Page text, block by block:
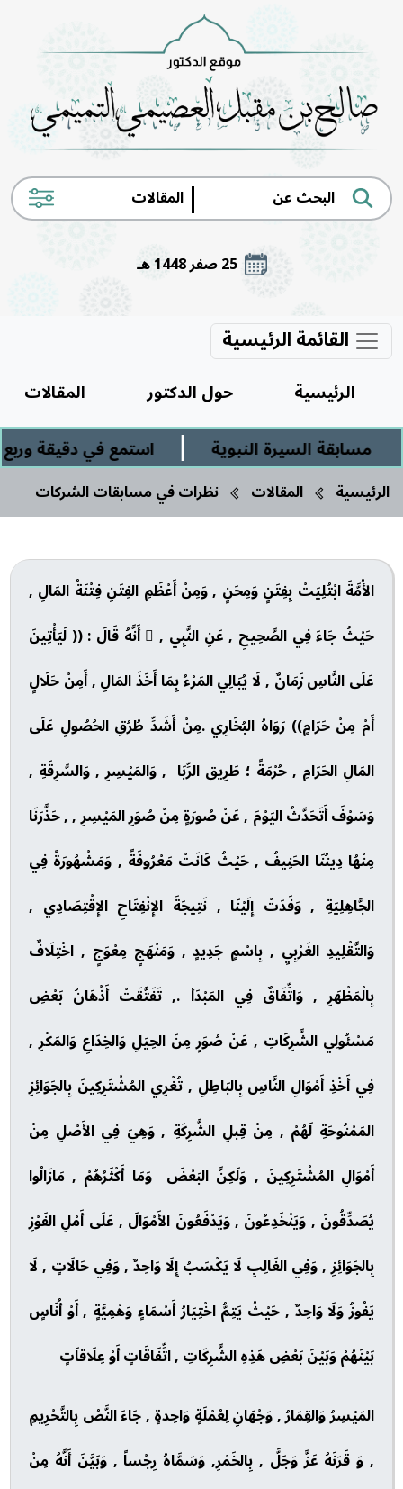
|
25 صفر 1448 هـ
القائمة الرئيسية
الرئيسية حول الدكتور
المقالات
مسابقة السيرة النبوية
| استمع في دقيقة وربع
الرئيسية المقالات نظرات في مسابقات الشركات
الأُمَّةَ ابْتُلِيَتْ بِفِتَنٍ وَمِحَنٍ , وَمِنْ أَعْظَمِ الفِتَنِ فِتْنَةُ المَالِ ,
حَيْثُ جَاءَ فِي الصَّحِيحِ , عَنِ النَّبِي ,  أَنَّهُ قَالَ : (( لَيَأْتِينَ
عَلَى النَّاسِ زَمَانٌ , لَا يُبَالِي المَرْءُ بِمَا أَخَذَ المَالِ , أَمِنْ حَلَالٍ
أَمْ مِنْ حَرَامٍ)) رَوَاهُ البُخَارِي .مِنْ أَشَدِّ طُرُقِ الحُصُولِ عَلَى
المَالِ الحَرَامِ , حُرْمَةً ؛ طَرِيق الرِّبَا , وَالمَيْسِرِ , وَالسَّرِقَةِ ,
وَسَوْفَ أَتَحَدَّثُ اليَوْمَ , عَنْ صُورَةٍ مِنْ صُوَرِ المَيْسِرِ , , حَذَّرَنَا
مِنْهُا دِينُنَا الحَنِيفُ , حَيْثُ كَانَتْ مَعْرُوفَةً , وَمَشْهُورَةً فِي
الجَّاهِلِيَةِ , وَفَدَتْ إِلَيْنَا , نَتِيجَةَ الإِنْفِتَاحِ الإِقْتِصَادِي ,
وَالتَّقْلِيدِ الغَرْبِيِ , بِاسْمٍ جَدِيدٍ , وَمَنْهَجٍ مِعْوَجٍ , اخْتِلَافٌ
بِالْمَظْهَرِ , وَاتِّفَاقٌ فِي المَبْدَأ ., تَفَتَّقَتْ أَذْهَانُ بَعْضِ
مَسْئُولِي الشَّرِكَاتِ , عَنْ صُوَرٍ مِنَ الحِيَلِ وَالخِدَاعِ وَالمَكْرِ ,
فِي أَخْذِ أَمْوَالِ النَّاسِ بِالبَاطِلِ , تُغْرِي المُشْتَرِكِينَ بِالجَوَائِزِ
المَمْنُوحَةِ لَهُمْ , مِنْ قِبلِ الشَّرِكَةِ , وَهِيَ فِي الأَصْلِ مِنْ
أَمْوَالِ المُشْتَرِكِينَ , وَلَكِنَّ البَعْضَ وَمَا أَكْثَرُهُمْ , مَازَالُوا
يُصَدِّقُونَ , وَيَنْخَدِعُونَ , وَيَدْفَعُونَ الأَمْوَالَ , عَلَى أَمْلِ الفَوْزِ
بِالجَوَائِزِ , وَفِي الغَالِبِ لَا يَكْسَبُ إِلَا وَاحِدٌ , وَفِي حَالَاتٍ , لَا
يَفُوزُ وَلَا وَاحِدٌ , حَيْثُ يَتِمُّ اخْتِيَارُ أَسْمَاءٍ وَهْمِيَّةٍ , أَوْ أُنَاسٍ
بَيْنَهُمْ وَبَيْنَ بَعْضِ هَذِهِ الشَّرِكَاتِ , اتِّفَاقَاتٍ أَوْ عِلَاقاَتٍ
المَيْسِرُ وَالقِمَارُ , وَجْهَانِ لِعُمْلَةٍ وَاحِدةٍ , جَاءَ النَّصُ بِالتَّحْرِيمِ
, وَ قَرَنَهُ عَزَّ وَجَلَّ , بِالخَمْرِ, وَسَمَّاهُ رِجْساً , وَبَيَّنَ أَنَّهُ مِنْ